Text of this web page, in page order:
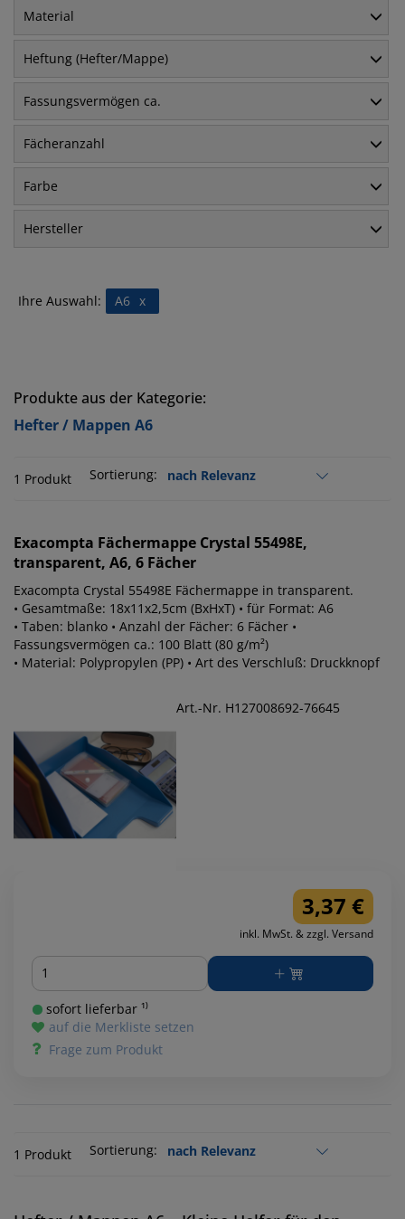
Material
Heftung (Hefter/Mappe)
Fassungsvermögen ca.
Fächeranzahl
Farbe
Hersteller
Ihre Auswahl: x
A6
Produkte aus der Kategorie:
Hefter / Mappen A6
1 Produkt Sortierung:
Exacompta Fächermappe Crystal 55498E,
transparent, A6, 6 Fächer
Exacompta Crystal 55498E Fächermappe in transparent.
• Gesamtmaße: 18x11x2,5cm (BxHxT) • für Format: A6
• Taben: blanko • Anzahl der Fächer: 6 Fächer •
Fassungsvermögen ca.: 100 Blatt (80 g/m²)
• Material: Polypropylen (PP) • Art des Verschluß: Druckknopf
Art.-Nr. H127008692-76645
3,37 €
inkl. MwSt. & zzgl. Versand
Menge
sofort lieferbar ¹⁾
auf die Merkliste setzen
Frage zum Produkt
1 Produkt Sortierung: